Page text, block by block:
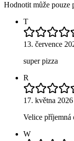
Hodnotit může pouze
T
13. července
super pizza
R
17. května 2026
Velice příjemná
W